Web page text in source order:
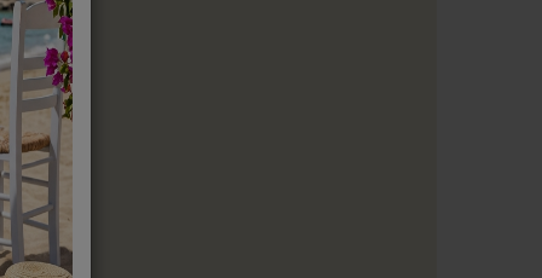
όλων των
και
εναντίον
19